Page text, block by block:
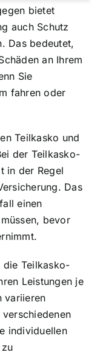
bietet
auch Schutz
Das bedeutet,
an Ihrem
Sie
fahren oder
Teilkasko und
der Teilkasko-
in der Regel
Das
einen
bevor
die Teilkasko-
Leistungen je
variieren
individuellen